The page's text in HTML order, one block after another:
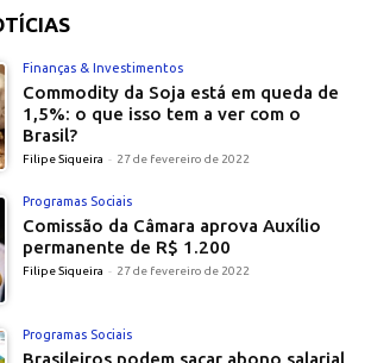
Finanças & Investimentos
Commodity da Soja está em queda de
1,5%: o que isso tem a ver com o
Brasil?
Filipe Siqueira - 27 de fevereiro de 2022
Programas Sociais
Comissão da Câmara aprova Auxílio
permanente de R$ 1.200
Filipe Siqueira - 27 de fevereiro de 2022
Programas Sociais
Brasileiros podem sacar abono salarial